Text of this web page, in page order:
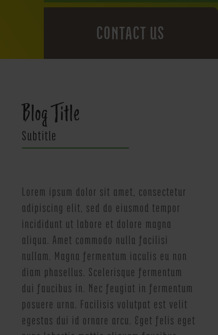
CONTACT US
Blog Title
Subtitle
Lorem ipsum dolor sit amet, consectetur
adipiscing elit, sed do eiusmod tempor
incididunt ut labore et dolore magna
aliqua. Amet commodo nulla facilisi
nullam. Magna fermentum iaculis eu non
diam phasellus. Scelerisque fermentum
dui faucibus in. Nec feugiat in fermentum
posuere urna. Facilisis volutpat est velit
egestas dui id ornare arcu. Eget felis eget